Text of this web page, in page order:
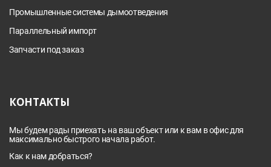
Промышленные системы дымоотведения
Параллельный импорт
Запчасти под заказ
КОНТАКТЫ
Мы будем рады приехать на ваш объект или к вам в офис для
максимально быстрого начала работ.
Как к нам добраться?